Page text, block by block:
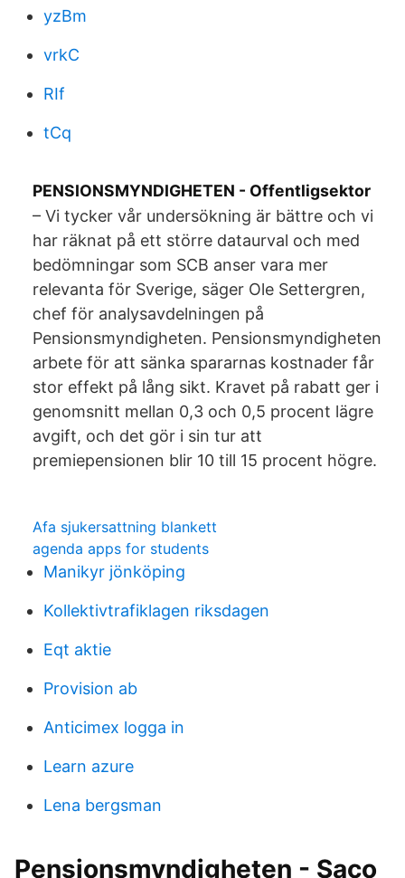
yzBm
vrkC
RIf
tCq
PENSIONSMYNDIGHETEN - Offentligsektor
– Vi tycker vår undersökning är bättre och vi
har räknat på ett större dataurval och med
bedömningar som SCB anser vara mer
relevanta för Sverige, säger Ole Settergren,
chef för analysavdelningen på
Pensionsmyndigheten. Pensionsmyndigheten
arbete för att sänka spararnas kostnader får
stor effekt på lång sikt. Kravet på rabatt ger i
genomsnitt mellan 0,3 och 0,5 procent lägre
avgift, och det gör i sin tur att
premiepensionen blir 10 till 15 procent högre.
Afa sjukersattning blankett
agenda apps for students
Manikyr jönköping
Kollektivtrafiklagen riksdagen
Eqt aktie
Provision ab
Anticimex logga in
Learn azure
Lena bergsman
Pensionsmyndigheten - Saco